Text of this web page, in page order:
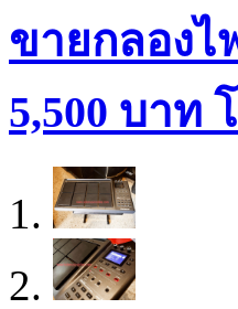
ขายกลองไ
5,500 บาท